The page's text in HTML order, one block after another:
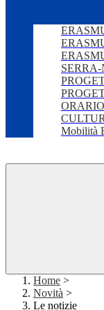
Mobilità
Home >
Novità >
Le notizie